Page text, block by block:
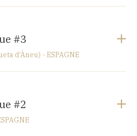
#3
d'Àneu) - ESPAGNE
d'Àneu) - ESPAGNE
#2